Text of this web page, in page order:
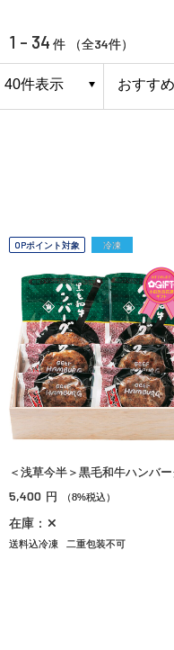
1 - 34 件 （全34件）
OPポイント対象 冷凍
＜浅草今半＞黒毛和牛ハンバ
5,400 円 （8%税込）
在庫：✕
送料込冷凍 二重包装不可